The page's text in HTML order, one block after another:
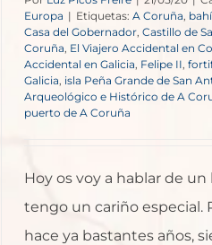
Europa | Etiquetas: A Coruña,
Casa del Gobernador Castillo de
Coruña El Viajero Accidental en
Accidental en Galicia Felipe II
Galicia, isla Peña Grande de San
Arqueológico e Histórico de A
puerto de A Coruña
Hoy os voy a hablar de un
tengo un cariño especial.
hace ya bastantes años,